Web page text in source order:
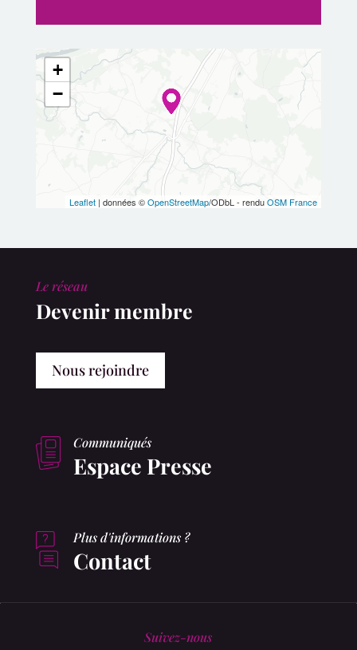
+
−
Leaflet | données ©OpenStreetMap/ODbL - renduOSM France
Le réseau
Devenir membre
Nous rejoindre
Communiqués
Espace Presse
Plus d'informations ?
Contact
Suivez-nous